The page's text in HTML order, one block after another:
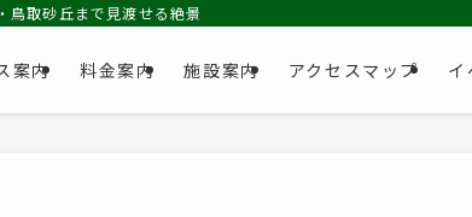
取砂丘まで見渡せる絶景コース
案内 料金案内 施設案内 アクセスマップ イ